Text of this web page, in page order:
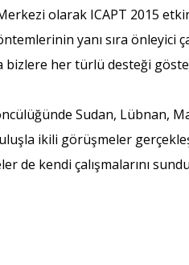
olarak ICAPT 2015
yanı sıra önleyici
bizlere her türlü desteği
Sudan, Lübnan,
ikili görüşmeler
de kendi çalışmalarını